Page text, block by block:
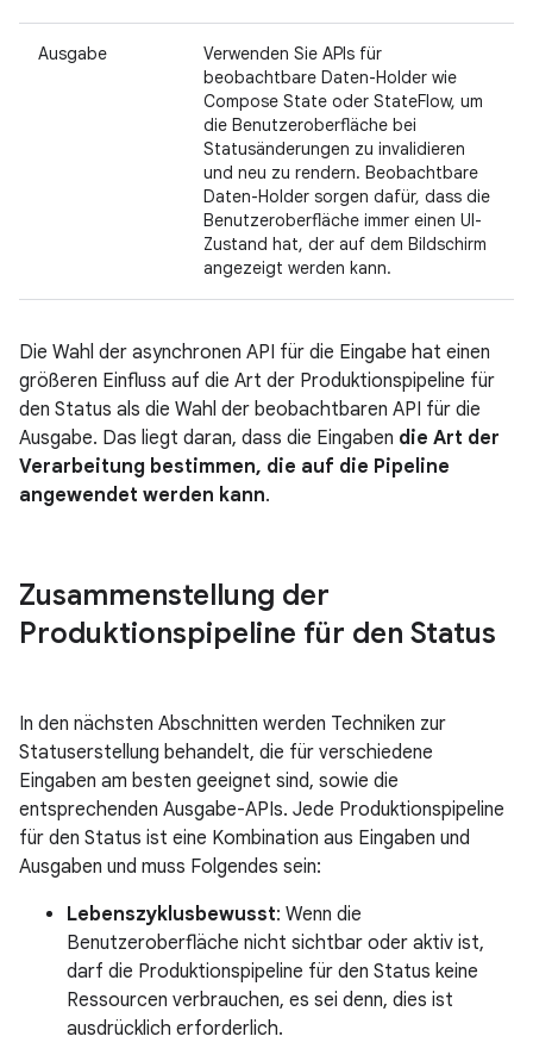
Ausgabe
Verwenden Sie APIs für
beobachtbare Daten-Holder wie
Compose State oder StateFlow, um
die Benutzeroberfläche bei
Statusänderungen zu invalidieren
und neu zu rendern. Beobachtbare
Daten-Holder sorgen dafür, dass die
Benutzeroberfläche immer einen UI-
Zustand hat, der auf dem Bildschirm
angezeigt werden kann.
Die Wahl der asynchronen API für die Eingabe hat einen
größeren Einfluss auf die Art der Produktionspipeline für
den Status als die Wahl der beobachtbaren API für die
Ausgabe. Das liegt daran, dass die Eingaben die Art der
Verarbeitung bestimmen, die auf die Pipeline
angewendet werden kann.
Zusammenstellung der
Produktionspipeline für den Status
In den nächsten Abschnitten werden Techniken zur
Statuserstellung behandelt, die für verschiedene
Eingaben am besten geeignet sind, sowie die
entsprechenden Ausgabe-APIs. Jede Produktionspipeline
für den Status ist eine Kombination aus Eingaben und
Ausgaben und muss Folgendes sein:
Lebenszyklusbewusst: Wenn die
Benutzeroberfläche nicht sichtbar oder aktiv ist,
darf die Produktionspipeline für den Status keine
Ressourcen verbrauchen, es sei denn, dies ist
ausdrücklich erforderlich.